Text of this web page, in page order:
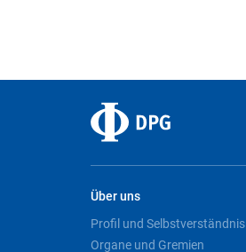
Über uns
Profil und Selbstverständnis
Organe und Gremien